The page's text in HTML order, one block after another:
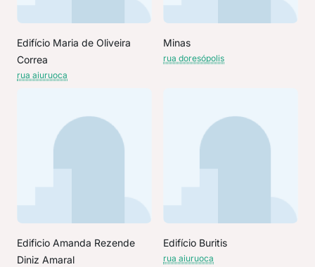
Edifício Maria de Oliveira
Correa
rua aiuruoca
Minas
rua doresópolis
Edificio Amanda Rezende
Diniz Amaral
Edifício Buritis
rua aiuruoca